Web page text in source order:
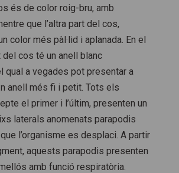
és de color roig-bru, amb
que l’altra part del cos,
color més pàl·lid i aplanada. En el
cos té un anell blanc
qual a vegades pot presentar a
anell més fi i petit. Tots els
el primer i l’últim, presenten un
laterals anomenats parapodis
l’organisme es desplaci. A partir
aquests parapodis presenten
amb funció respiratòria.